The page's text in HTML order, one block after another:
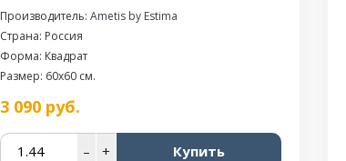
Производитель: Ametis by Estima
Страна: Россия
Форма: Квадрат
Размер: 60x60 см.
3 090руб.
– + Купить